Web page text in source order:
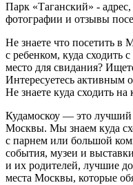
Парк «Таганский» -
фотографии и отзывы
Не знаете что посетить в
с ребенком, куда сходить
место для свидания?
Интересуетесь активным
Не знаете куда сходить
Кудамоскоу — это
Москвы. Мы знаем куда
с парнем или большой
события, музеи и
и их родителей, лучшие
места Москвы, которые